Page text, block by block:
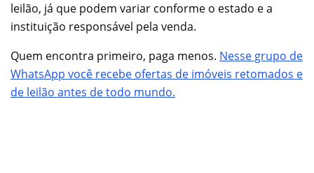
leilão, já que podem variar conforme o estado e a
instituição responsável pela venda.
Quem encontra primeiro, paga menos. Nesse grupo de
WhatsApp você recebe ofertas de imóveis retomados e
de leilão antes de todo mundo.